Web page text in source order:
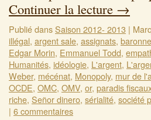
Continuer la lecture →
Publié dansSaison 2012- 2013 |
illégal, argent sale, assignats,
Edgar Morin, Emmanuel Todd,
Humanités, idéologie, L'argent,
Weber, mécénat, Monopoly, mur de
OCDE, OMC, OMV, or, paradis
riche, Señor dinero, sérialité, société
| 6 commentaires